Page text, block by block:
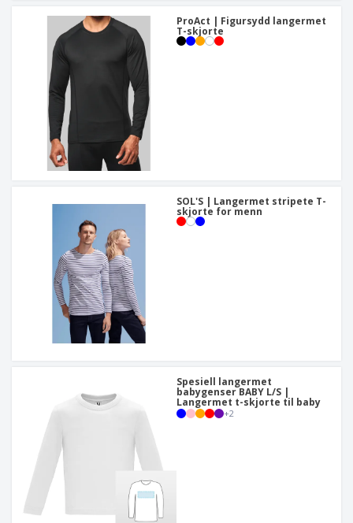
ProAct | Figursydd langermet
T-skjorte
SOL'S | Langermet stripete T-
skjorte for menn
Spesiell langermet
babygenser BABY L/S |
Langermet t-skjorte til baby
+2